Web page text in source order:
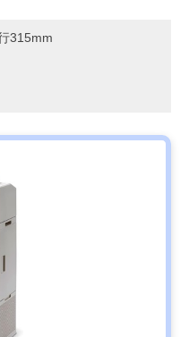
315mm